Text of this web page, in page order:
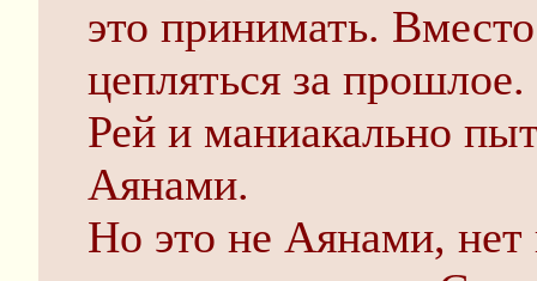
это принимать.
цепляться за
Рей и маниакально
Аянами.
Но это не Аянами, нет